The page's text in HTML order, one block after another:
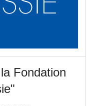
Fondation